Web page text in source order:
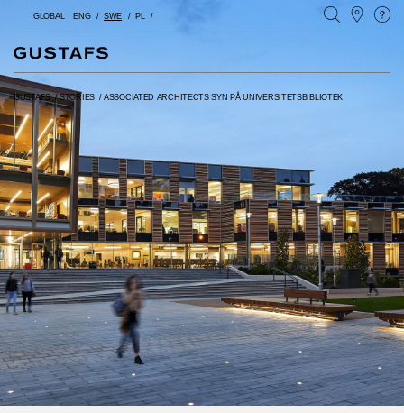
GLOBAL ENG SWE PL
GUSTAFS /STORIES /ASSOCIATED ARCHITECTS SYN PÅ UNIVERSITETSBIBLIOTEK